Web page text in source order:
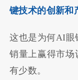
键技术的创新和
这也是为何AI眼
销量上赢得市场
有少数。